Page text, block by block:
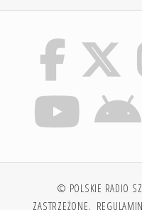
© POLSKIE RADIO
ZASTRZEŻONE.